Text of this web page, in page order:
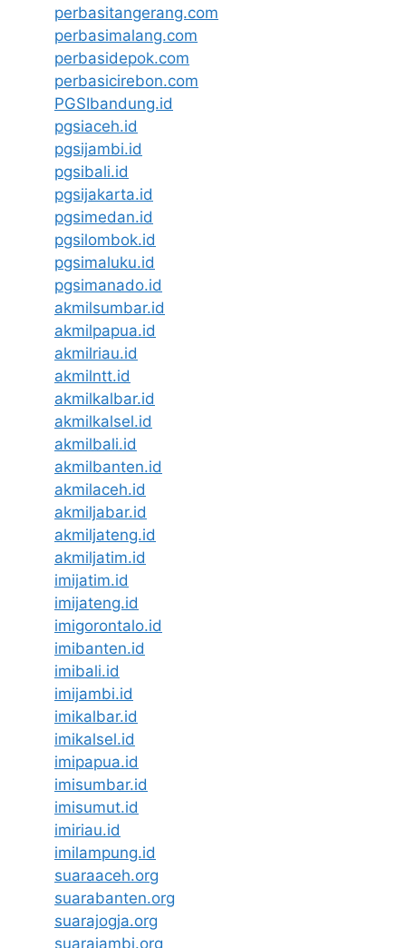
perbasitangerang.com
perbasimalang.com
perbasidepok.com
perbasicirebon.com
PGSIbandung.id
pgsiaceh.id
pgsijambi.id
pgsibali.id
pgsijakarta.id
pgsimedan.id
pgsilombok.id
pgsimaluku.id
pgsimanado.id
akmilsumbar.id
akmilpapua.id
akmilriau.id
akmilntt.id
akmilkalbar.id
akmilkalsel.id
akmilbali.id
akmilbanten.id
akmilaceh.id
akmiljabar.id
akmiljateng.id
akmiljatim.id
imijatim.id
imijateng.id
imigorontalo.id
imibanten.id
imibali.id
imijambi.id
imikalbar.id
imikalsel.id
imipapua.id
imisumbar.id
imisumut.id
imiriau.id
imilampung.id
suaraaceh.org
suarabanten.org
suarajogja.org
suarajambi.org